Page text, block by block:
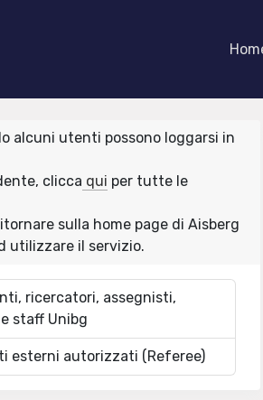
alcuni utenti possono loggarsi in
clicca qui per tutte le
sulla home page di Aisberg
utilizzare il servizio.
ricercatori, assegnisti,
staff Unibg
esterni autorizzati (Referee)